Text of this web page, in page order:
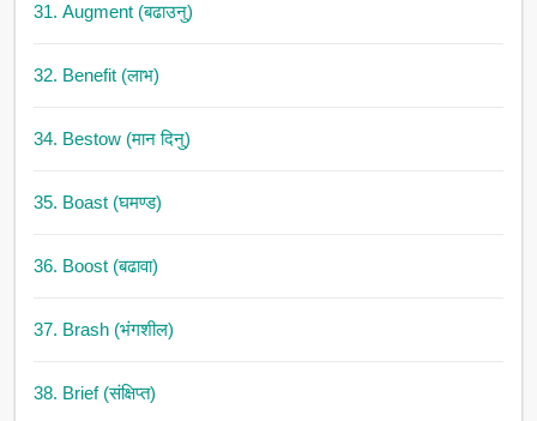
31. Augment (बढाउनु)
32. Benefit (लाभ)
34. Bestow (मान दिनु)
35. Boast (घमण्ड)
36. Boost (बढावा)
37. Brash (भंगशील)
38. Brief (संक्षिप्त)